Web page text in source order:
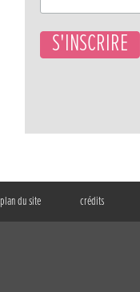
plan du site crédits